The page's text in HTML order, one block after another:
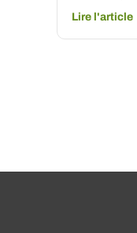
Lire l'article